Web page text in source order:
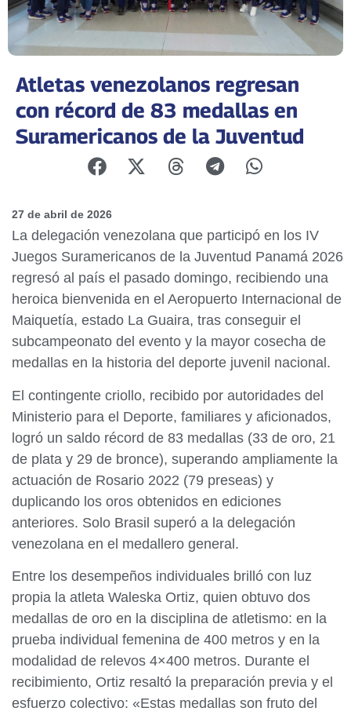
Atletas venezolanos regresan
con récord de 83 medallas en
Suramericanos de la Juventud
27 de abril de 2026
La delegación venezolana que participó en los IV
Juegos Suramericanos de la Juventud Panamá 2026
regresó al país el pasado domingo, recibiendo una
heroica bienvenida en el Aeropuerto Internacional de
Maiquetía, estado La Guaira, tras conseguir el
subcampeonato del evento y la mayor cosecha de
medallas en la historia del deporte juvenil nacional.
El contingente criollo, recibido por autoridades del
Ministerio para el Deporte, familiares y aficionados,
logró un saldo récord de 83 medallas (33 de oro, 21
de plata y 29 de bronce), superando ampliamente la
actuación de Rosario 2022 (79 preseas) y
duplicando los oros obtenidos en ediciones
anteriores. Solo Brasil superó a la delegación
venezolana en el medallero general.
Entre los desempeños individuales brilló con luz
propia la atleta Waleska Ortiz, quien obtuvo dos
medallas de oro en la disciplina de atletismo: en la
prueba individual femenina de 400 metros y en la
modalidad de relevos 4×400 metros. Durante el
recibimiento, Ortiz resaltó la preparación previa y el
esfuerzo colectivo: «Estas medallas son fruto del